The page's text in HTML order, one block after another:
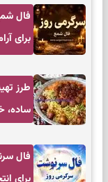
برای
طرز